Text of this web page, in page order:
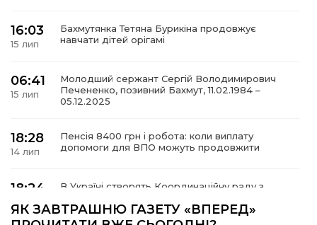
місія
16:03
15 лип
Бахмутянка Тетяна Бурикіна продовжує
навчати дітей орігамі
06:41
15 лип
Молодший сержант Сергій Володимирович
Печененко, позивний Бахмут, 11.02.1984 –
05.12.2025
18:28
14 лип
Пенсія 8400 грн і робота: коли виплату
допомоги для ВПО можуть продовжити
18:24
В Україні створять Координаційну раду з
кордону
ЯК ЗАВТРАШНЮ ГАЗЕТУ «ВПЕРЕД»